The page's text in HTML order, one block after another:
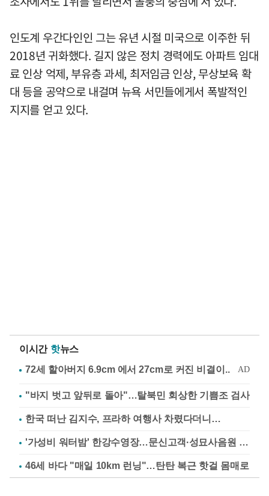
인도계 우간다인인 그는 유년 시절 미국으로 이주한 뒤
2018년 귀화했다. 길지 않은 정치 경력에도 아파트 임대
료 인상 억제, 부유층 과세, 최저임금 인상, 무상보육 확
대 등을 공약으로 내걸며 뉴욕 서민들에게서 폭발적인
지지를 얻고 있다.
이시간 핫뉴스
"바지 벗고 앞뒤로 돌아"…탈북민 회상한 기쁨조 검사
한국 떠난 김지수, 프라하 여행사 차렸다더니…
'가성비 워터밤' 한강수영장…문신고객·성묘사음원 민원
46세 바다 "매일 10km 런닝"…탄탄 복근 핫걸 몸매로